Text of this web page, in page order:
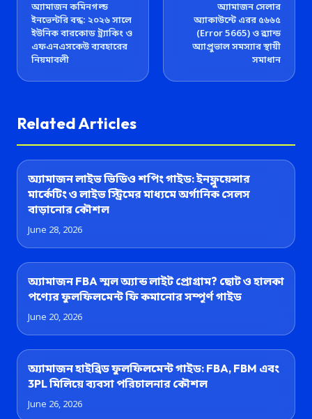
অ্যামাজন কমিনগল্ড
ইনভেন্টরি বন্ধ: ২০২৬ সালে
ইউনিক বারকোড ট্র্যাকিং ও
এফএনএসকেউ ব্যবহারের
নিয়মাবলী
অ্যামাজন সেলার
অ্যাকাউন্টে এরর ৫৬৬৫
(Error 5665) ও ব্র্যান্ড
অ্যাপ্রুভাল সমস্যার স্থায়ী
সমাধান
Related Articles
অ্যামাজন লাইভ ভিডিও শপিং গাইড: ইনফ্লুয়েন্সার
মার্কেটিং ও লাইভ স্ট্রিমের মাধ্যমে অর্গানিক সেলস
বাড়ানোর কৌশল
June 28, 2026
অ্যামাজন FBA স্মল অ্যান্ড লাইট প্রোগ্রাম? ছোট ও হালকা
পণ্যের ফুলফিলমেন্ট ফি কমানোর সম্পূর্ণ গাইড
June 20, 2026
অ্যামাজন হাইব্রিড ফুলফিলমেন্ট গাইড: FBA, FBM এবং
3PL মিলিয়ে ব্যবসা পরিচালনার কৌশল
June 26, 2026